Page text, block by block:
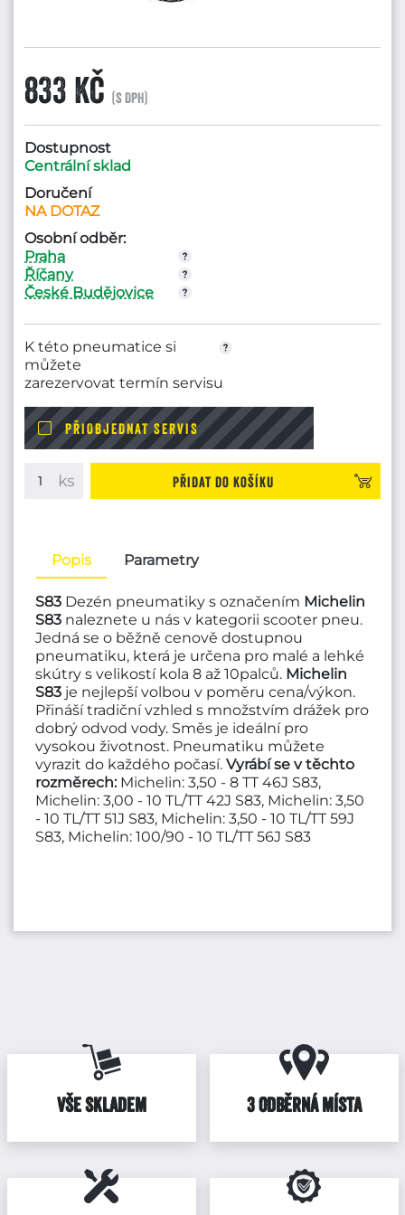
833 Kč (s DPH)
Dostupnost
Centrální sklad
Doručení
NA DOTAZ
Osobní odběr:
Praha
Říčany
České Budějovice
K této pneumatice si
můžete
zarezervovat termín servisu
PŘIOBJEDNAT SERVIS
Přidat do košíku
Popis Parametry
S83 Dezén pneumatiky s označením Michelin
S83 naleznete u nás v kategorii scooter pneu.
Jedná se o běžně cenově dostupnou
pneumatiku, která je určena pro malé a lehké
skútry s velikostí kola 8 až 10palců. Michelin
S83 je nejlepší volbou v poměru cena/výkon.
Přináší tradiční vzhled s množstvím drážek pro
dobrý odvod vody. Směs je ideální pro
vysokou životnost. Pneumatiku můžete
vyrazit do každého počasí. Vyrábí se v těchto
rozměrech: Michelin: 3,50 - 8 TT 46J S83,
Michelin: 3,00 - 10 TL/TT 42J S83, Michelin: 3,50
- 10 TL/TT 51J S83, Michelin: 3,50 - 10 TL/TT 59J
S83, Michelin: 100/90 - 10 TL/TT 56J S83
VŠE SKLADEM 3 ODBĚRNÁ MÍSTA